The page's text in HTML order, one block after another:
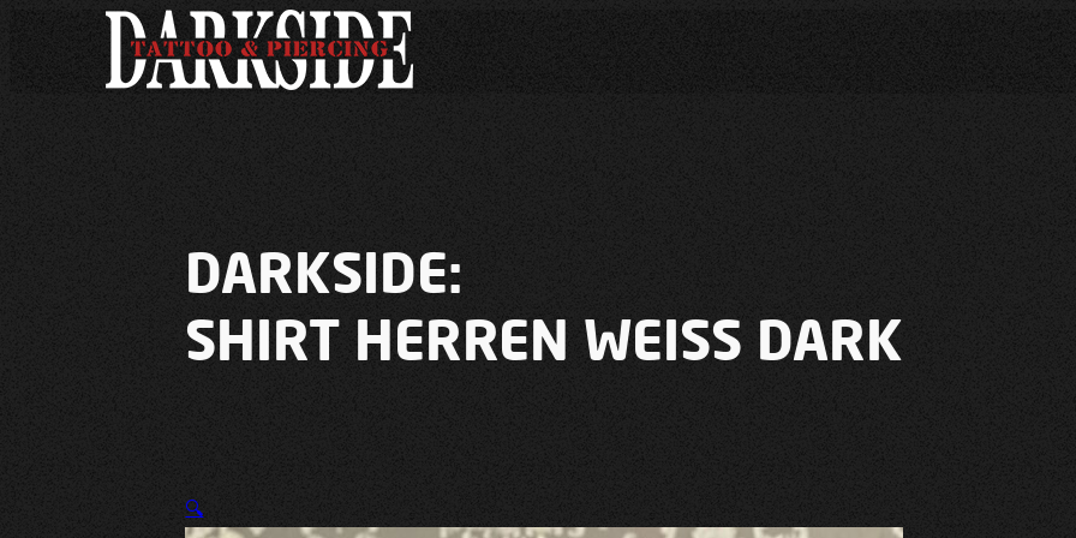
DARKSIDE:
SHIRT HERREN WEISS DARK
🔍